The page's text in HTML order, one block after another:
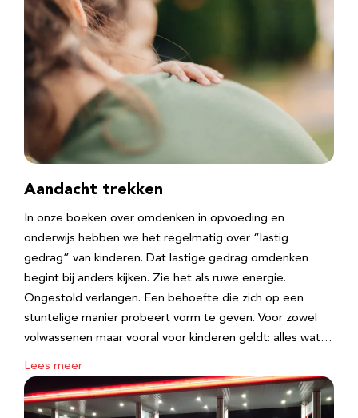
Aandacht trekken
In onze boeken over omdenken in opvoeding en
onderwijs hebben we het regelmatig over “lastig
gedrag” van kinderen. Dat lastige gedrag omdenken
begint bij anders kijken. Zie het als ruwe energie.
Ongestold verlangen. Een behoefte die zich op een
stuntelige manier probeert vorm te geven. Voor zowel
volwassenen maar vooral voor kinderen geldt: alles wat…
Lees meer